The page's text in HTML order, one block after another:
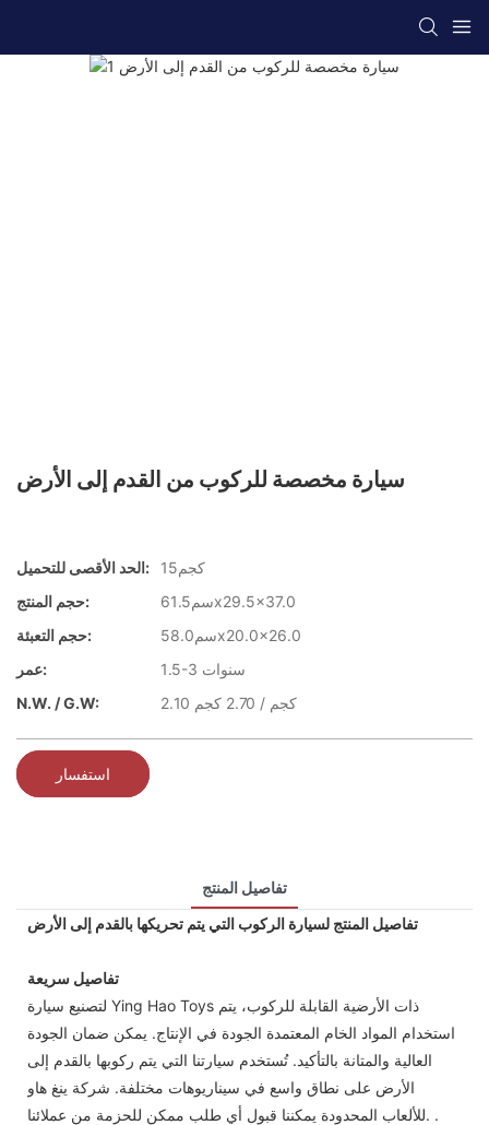
سيارة مخصصة للركوب من القدم إلى الأرض
الحد الأقصى للتحميل:
كجم15
حجم المنتج:
سم61.5x29.5x37.0
حجم التعبئة:
سم58.0x20.0x26.0
عمر:
1.5-3 سنوات
N.W. / G.W:
2.10 كجم / 2.70 كجم
استفسار
تفاصيل المنتج
تفاصيل المنتج لسيارة الركوب التي يتم تحريكها بالقدم إلى الأرض
تفاصيل سريعة
لتصنيع سيارة Ying Hao Toys ذات الأرضية القابلة للركوب، يتم
استخدام المواد الخام المعتمدة الجودة في الإنتاج. يمكن ضمان الجودة
العالية والمتانة بالتأكيد. تُستخدم سيارتنا التي يتم ركوبها بالقدم إلى
الأرض على نطاق واسع في سيناريوهات مختلفة. شركة ينغ هاو
للألعاب المحدودة يمكننا قبول أي طلب ممكن للحزمة من عملائنا. .